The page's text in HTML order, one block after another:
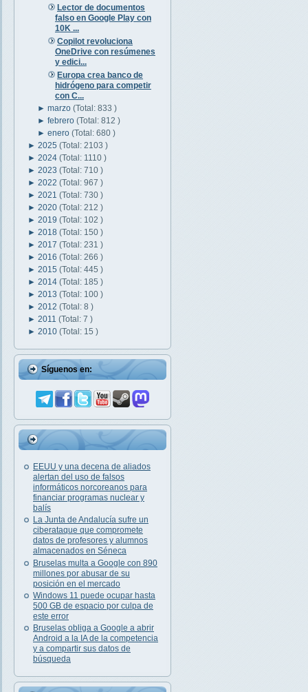
Lector de documentos
falso en Google Play con
10K ...
Copilot revoluciona
OneDrive con resúmenes
y edici...
Europa crea banco de
hidrógeno para competir
con C...
►marzo(Total: 833 )
►febrero(Total: 812 )
►enero(Total: 680 )
► 2025 (Total: 2103 )
► 2024 (Total: 1110 )
► 2023 (Total: 710 )
► 2022 (Total: 967 )
► 2021 (Total: 730 )
► 2020 (Total: 212 )
► 2019 (Total: 102 )
► 2018 (Total: 150 )
► 2017 (Total: 231 )
► 2016 (Total: 266 )
► 2015 (Total: 445 )
► 2014 (Total: 185 )
► 2013 (Total: 100 )
► 2012 (Total: 8 )
► 2011 (Total: 7 )
► 2010 (Total: 15 )
Síguenos en:
EEUU y una decena de aliados
alertan del uso de falsos
informáticos norcoreanos para
financiar programas nuclear y
balís
La Junta de Andalucía sufre un
ciberataque que compromete
datos de profesores y alumnos
almacenados en Séneca
Bruselas multa a Google con 890
millones por abusar de su
posición en el mercado
Windows 11 puede ocupar hasta
500 GB de espacio por culpa de
este error
Bruselas obliga a Google a abrir
Android a la IA de la competencia
y a compartir sus datos de
búsqueda